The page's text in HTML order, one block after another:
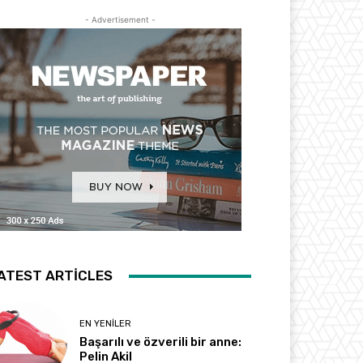
- Advertisement -
ARTICLES
EN YENILER
Başarılı ve özverili bir anne:
Pelin Akil